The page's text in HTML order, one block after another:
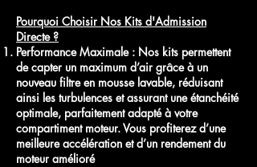
Pourquoi Choisir Nos Kits d'Admission
Directe ?
Performance Maximale : Nos kits permettent
de capter un maximum d’air grâce à un
nouveau filtre en mousse lavable, réduisant
ainsi les turbulences et assurant une étanchéité
optimale, parfaitement adapté à votre
compartiment moteur. Vous profiterez d’une
meilleure accélération et d’un rendement du
moteur amélioré